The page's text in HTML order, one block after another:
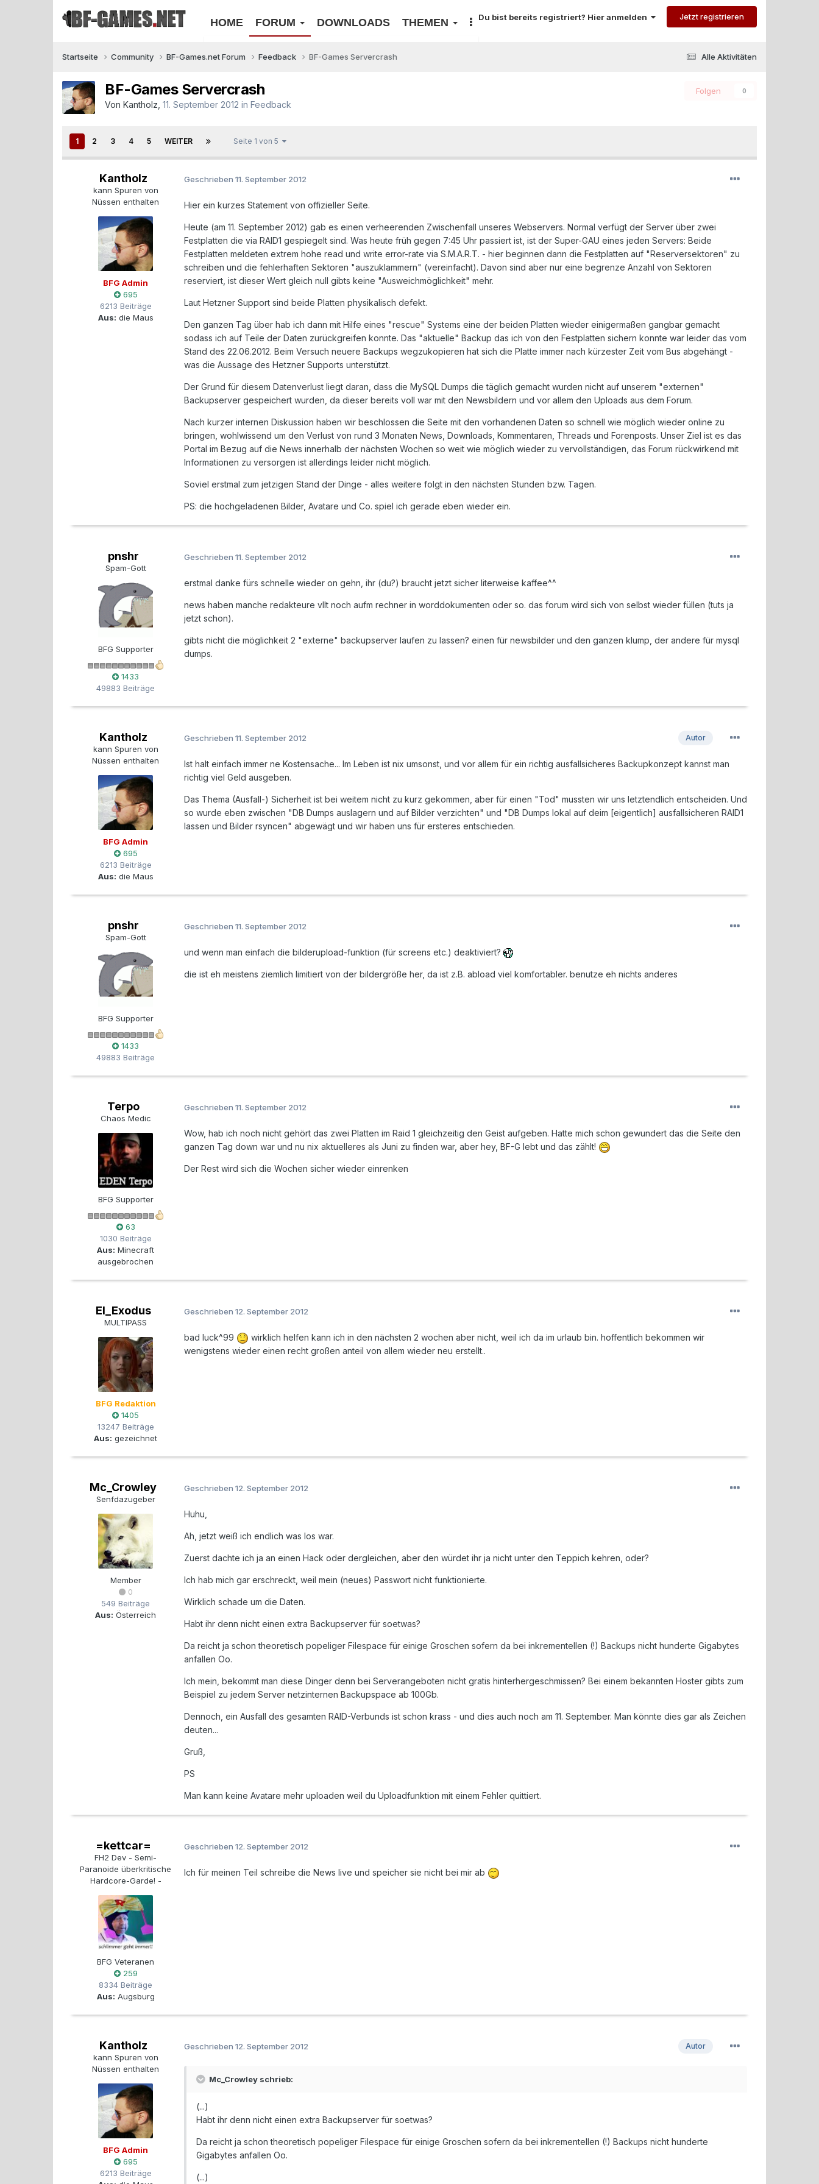
HOME FORUM DOWNLOADS THEMEN Du bist bereits registriert? Hier anmelden Jetzt registrieren
Alle Aktivitäten
Startseite Community BF-Games.net Forum Feedback BF-Games Servercrash
Folgen 0
BF-Games Servercrash
Von Kantholz 11. September 2012 in Feedback
1 2 3 4 5 WEITER Seite 1 von 5
Kantholz
kann Spuren von
Nüssen enthalten
BFG Admin
695
6213 Beiträge
Aus: die Maus
Geschrieben 11. September 2012
Hier ein kurzes Statement von offizieller Seite.
Heute (am 11. September 2012) gab es einen verheerenden Zwischenfall unseres Webservers. Normal verfügt der Server über zwei
Festplatten die via RAID1 gespiegelt sind. Was heute früh gegen 7:45 Uhr passiert ist, ist der Super-GAU eines jeden Servers: Beide
Festplatten meldeten extrem hohe read und write error-rate via S.M.A.R.T. - hier beginnen dann die Festplatten auf "Reserversektoren" zu
schreiben und die fehlerhaften Sektoren "auszuklammern" (vereinfacht). Davon sind aber nur eine begrenze Anzahl von Sektoren
reserviert, ist dieser Wert gleich null gibts keine "Ausweichmöglichkeit" mehr.
Laut Hetzner Support sind beide Platten physikalisch defekt.
Den ganzen Tag über hab ich dann mit Hilfe eines "rescue" Systems eine der beiden Platten wieder einigermaßen gangbar gemacht
sodass ich auf Teile der Daten zurückgreifen konnte. Das "aktuelle" Backup das ich von den Festplatten sichern konnte war leider das vom
Stand des 22.06.2012. Beim Versuch neuere Backups wegzukopieren hat sich die Platte immer nach kürzester Zeit vom Bus abgehängt -
was die Aussage des Hetzner Supports unterstützt.
Der Grund für diesem Datenverlust liegt daran, dass die MySQL Dumps die täglich gemacht wurden nicht auf unserem "externen"
Backupserver gespeichert wurden, da dieser bereits voll war mit den Newsbildern und vor allem den Uploads aus dem Forum.
Nach kurzer internen Diskussion haben wir beschlossen die Seite mit den vorhandenen Daten so schnell wie möglich wieder online zu
bringen, wohlwissend um den Verlust von rund 3 Monaten News, Downloads, Kommentaren, Threads und Forenposts. Unser Ziel ist es das
Portal im Bezug auf die News innerhalb der nächsten Wochen so weit wie möglich wieder zu vervollständigen, das Forum rückwirkend mit
Informationen zu versorgen ist allerdings leider nicht möglich.
Soviel erstmal zum jetzigen Stand der Dinge - alles weitere folgt in den nächsten Stunden bzw. Tagen.
PS: die hochgeladenen Bilder, Avatare und Co. spiel ich gerade eben wieder ein.
pnshr
Spam-Gott
BFG Supporter
1433
49883 Beiträge
Geschrieben 11. September 2012
erstmal danke fürs schnelle wieder on gehn, ihr (du?) braucht jetzt sicher literweise kaffee^^
news haben manche redakteure vllt noch aufm rechner in worddokumenten oder so. das forum wird sich von selbst wieder füllen (tuts ja
jetzt schon).
gibts nicht die möglichkeit 2 "externe" backupserver laufen zu lassen? einen für newsbilder und den ganzen klump, der andere für mysql
dumps.
Kantholz
kann Spuren von
Nüssen enthalten
BFG Admin
695
6213 Beiträge
Aus: die Maus
Autor
Geschrieben 11. September 2012
Ist halt einfach immer ne Kostensache... Im Leben ist nix umsonst, und vor allem für ein richtig ausfallsicheres Backupkonzept kannst man
richtig viel Geld ausgeben.
Das Thema (Ausfall-) Sicherheit ist bei weitem nicht zu kurz gekommen, aber für einen "Tod" mussten wir uns letztendlich entscheiden. Und
so wurde eben zwischen "DB Dumps auslagern und auf Bilder verzichten" und "DB Dumps lokal auf deim [eigentlich] ausfallsicheren RAID1
lassen und Bilder rsyncen" abgewägt und wir haben uns für ersteres entschieden.
pnshr
Spam-Gott
BFG Supporter
1433
49883 Beiträge
Geschrieben 11. September 2012
und wenn man einfach die bilderupload-funktion (für screens etc.) deaktiviert?
die ist eh meistens ziemlich limitiert von der bildergröße her, da ist z.B. abload viel komfortabler. benutze eh nichts anderes
Terpo
Chaos Medic
BFG Supporter
63
1030 Beiträge
Aus: Minecraft
ausgebrochen
Geschrieben 11. September 2012
Wow, hab ich noch nicht gehört das zwei Platten im Raid 1 gleichzeitig den Geist aufgeben. Hatte mich schon gewundert das die Seite den
ganzen Tag down war und nu nix aktuelleres als Juni zu finden war, aber hey, BF-G lebt und das zählt!
Der Rest wird sich die Wochen sicher wieder einrenken
El_Exodus
MULTIPASS
BFG Redaktion
1405
13247 Beiträge
Aus: gezeichnet
Geschrieben 12. September 2012
bad luck^99
wirklich helfen kann ich in den nächsten 2 wochen aber nicht, weil ich da im urlaub bin. hoffentlich bekommen wir
wenigstens wieder einen recht großen anteil von allem wieder neu erstellt..
Mc_Crowley
Senfdazugeber
Member
0
549 Beiträge
Aus: Österreich
Geschrieben 12. September 2012
Huhu,
Ah, jetzt weiß ich endlich was los war.
Zuerst dachte ich ja an einen Hack oder dergleichen, aber den würdet ihr ja nicht unter den Teppich kehren, oder?
Ich hab mich gar erschreckt, weil mein (neues) Passwort nicht funktionierte.
Wirklich schade um die Daten.
Habt ihr denn nicht einen extra Backupserver für soetwas?
Da reicht ja schon theoretisch popeliger Filespace für einige Groschen sofern da bei inkrementellen (!) Backups nicht hunderte Gigabytes
anfallen Oo.
Ich mein, bekommt man diese Dinger denn bei Serverangeboten nicht gratis hinterhergeschmissen? Bei einem bekannten Hoster gibts zum
Beispiel zu jedem Server netzinternen Backupspace ab 100Gb.
Dennoch, ein Ausfall des gesamten RAID-Verbunds ist schon krass - und dies auch noch am 11. September. Man könnte dies gar als Zeichen
deuten...
Gruß,
PS
Man kann keine Avatare mehr uploaden weil du Uploadfunktion mit einem Fehler quittiert.
=kettcar=
FH2 Dev - Semi-
Paranoide überkritische
Hardcore-Garde! -
BFG Veteranen
259
8334 Beiträge
Aus: Augsburg
Geschrieben 12. September 2012
Ich für meinen Teil schreibe die News live und speicher sie nicht bei mir ab
Kantholz
kann Spuren von
Nüssen enthalten
BFG Admin
695
6213 Beiträge
Autor
Geschrieben 12. September 2012
Mc_Crowley schrieb:
(...)
Habt ihr denn nicht einen extra Backupserver für soetwas?
Da reicht ja schon theoretisch popeliger Filespace für einige Groschen sofern da bei inkrementellen (!) Backups nicht hunderte
Gigabytes anfallen Oo.
(...)